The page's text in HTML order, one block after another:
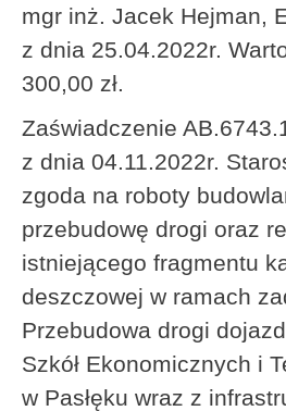
mgr inż. Jacek Hejman,
z dnia 25.04.2022r.
300,00 zł.
Zaświadczenie
z dnia 04.11.2022r.
zgoda na roboty
przebudowę drogi oraz
istniejącego fragmentu
deszczowej w ramach
Przebudowa drogi
Szkół Ekonomicznych i
w Pasłęku wraz z